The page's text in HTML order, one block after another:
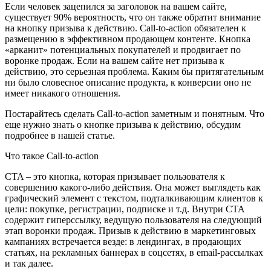
Если человек зацепился за заголовок на вашем сайте,
существует 90% вероятность, что он также обратит внимание
на кнопку призыва к действию. Call-to-action обязателен к
размещению в эффективном продающем контенте. Кнопка
«арканит» потенциальных покупателей и продвигает по
воронке продаж. Если на вашем сайте нет призыва к
действию, это серьезная проблема. Каким бы притягательным
ни было словесное описание продукта, к конверсии оно не
имеет никакого отношения.
Постарайтесь сделать Call-to-action заметным и понятным. Что
еще нужно знать о кнопке призыва к действию, обсудим
подробнее в нашей статье.
Что такое Call-to-action
CTA – это кнопка, которая призывает пользователя к
совершению какого-либо действия. Она может выглядеть как
графический элемент с текстом, подталкивающим клиентов к
цели: покупке, регистрации, подписке и т.д. Внутри CTA
содержит гиперссылку, ведущую пользователя на следующий
этап воронки продаж. Призыв к действию в маркетинговых
кампаниях встречается везде: в лендингах, в продающих
статьях, на рекламных баннерах в соцсетях, в email-рассылках
и так далее.